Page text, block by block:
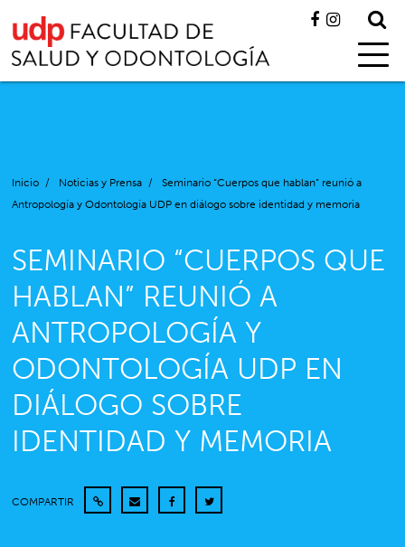
Inicio / Noticias y Prensa /
Seminario “Cuerpos que hablan” reunió a
Antropología y Odontología UDP en diálogo sobre identidad y memoria
SEMINARIO “CUERPOS QUE
HABLAN” REUNIÓ A
ANTROPOLOGÍA Y
ODONTOLOGÍA UDP EN
DIÁLOGO SOBRE
IDENTIDAD Y MEMORIA
COMPARTIR